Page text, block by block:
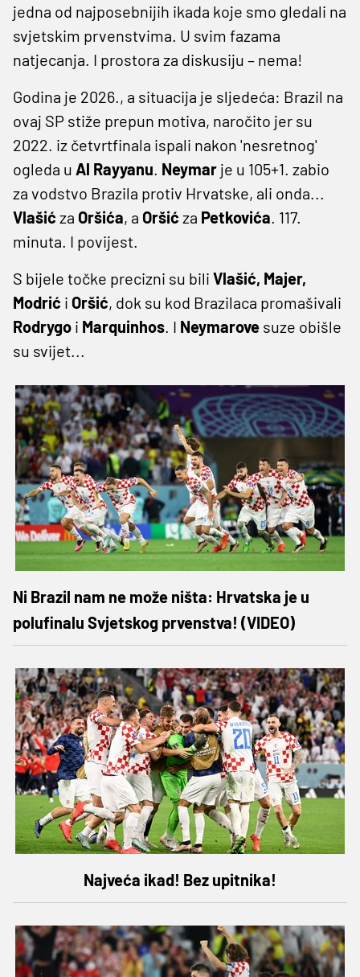
jedna od najposebnijih ikada koje smo gledali na
svjetskim prvenstvima. U svim fazama
natjecanja. I prostora za diskusiju – nema!
Godina je 2026., a situacija je sljedeća: Brazil na
ovaj SP stiže prepun motiva, naročito jer su
2022. iz četvrtfinala ispali nakon 'nesretnog'
ogleda u Al Rayyanu. Neymar je u 105+1. zabio
za vodstvo Brazila protiv Hrvatske, ali onda...
Vlašić za Oršića, a Oršić za Petkovića. 117.
minuta. I povijest.
S bijele točke precizni su bili Vlašić, Majer,
Modrić i Oršić, dok su kod Brazilaca promašivali
Rodrygo i Marquinhos. I Neymarove suze obišle
su svijet...
Ni Brazil nam ne može ništa: Hrvatska je u
polufinalu Svjetskog prvenstva! (VIDEO)
Najveća ikad! Bez upitnika!